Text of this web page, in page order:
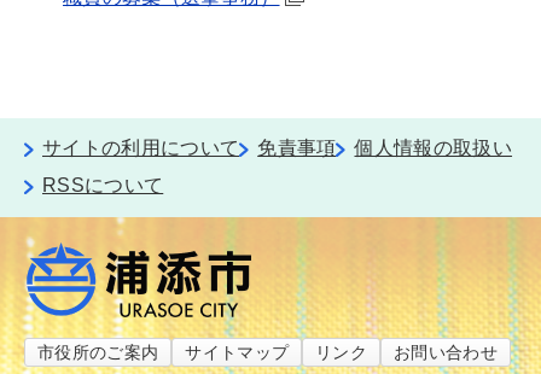
サイトの利用について 免責事項
個人情報の取扱い
RSSについて
市役所のご案内 サイトマップ リンク お問い合わせ